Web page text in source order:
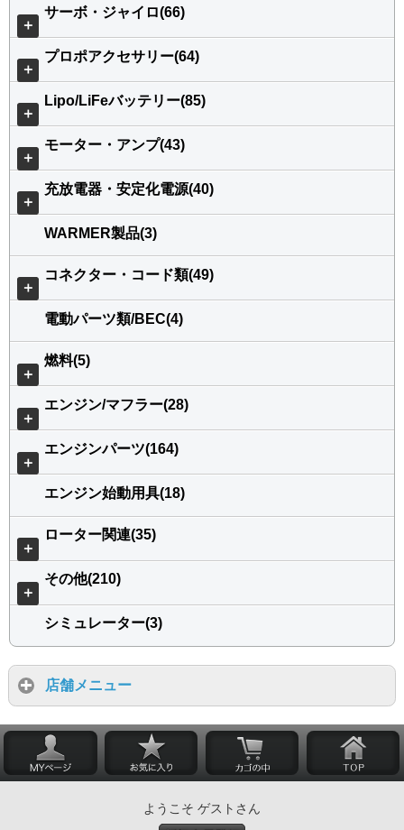
＋
サーボ・ジャイロ(66)
＋
プロポアクセサリー(64)
＋
Lipo/LiFeバッテリー(85)
＋
モーター・アンプ(43)
＋
充放電器・安定化電源(40)
WARMER製品(3)
＋
コネクター・コード類(49)
電動パーツ類/BEC(4)
＋
燃料(5)
＋
エンジン/マフラー(28)
＋
エンジンパーツ(164)
エンジン始動用具(18)
＋
ローター関連(35)
＋
その他(210)
シミュレーター(3)
店舗メニュー
ようこそ ゲストさん